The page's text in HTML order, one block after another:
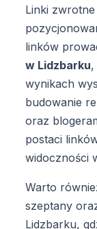
Linki
linków
w Lidzbarku,
wynikach
budowanie
oraz
postaci
widoczności
Warto
szeptany
Lidzbarku,